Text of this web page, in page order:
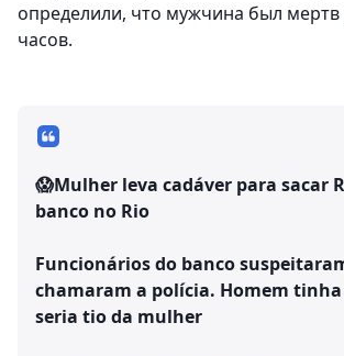
определили, что мужчина был мертв
часов.
😱Mulher leva cadáver para sacar
banco no Rio
Funcionários do banco
chamaram a polícia. Homem tinha
seria tio da mulher